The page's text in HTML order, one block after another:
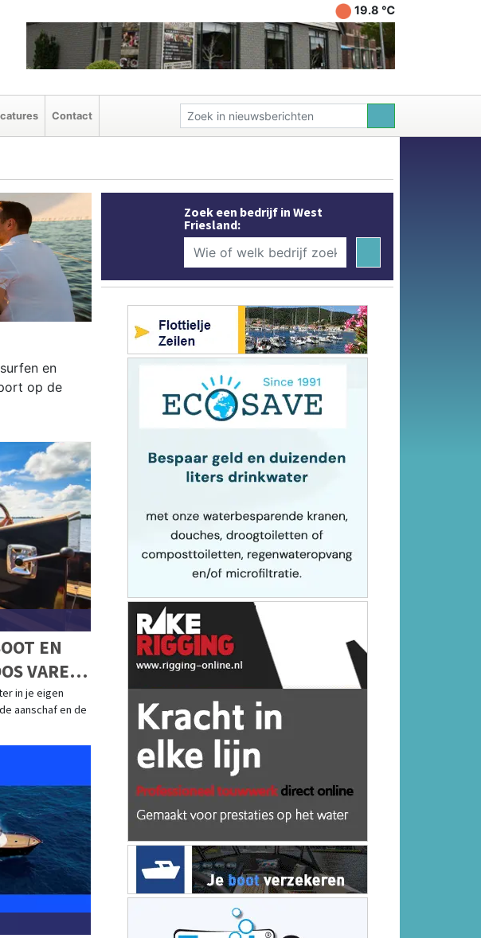
19.8 ℃
Contact
en
op de
EN
VAREN
in je eigen
aanschaf en de
Zoek een bedrijf in West
Friesland: